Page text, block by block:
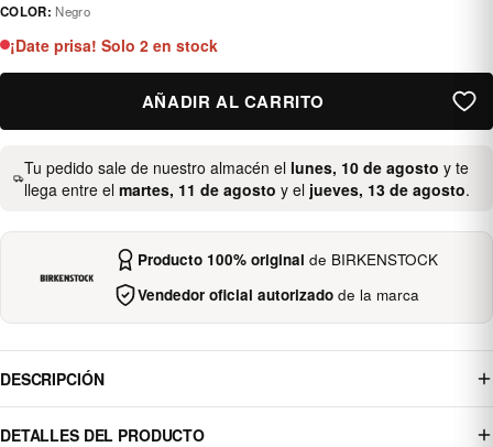
negro
COLOR: Negro
¡Date prisa! Solo 2 en stock
AÑADIR AL CARRITO
Tu pedido sale de nuestro almacén el lunes, 10 de agosto y te
llega entre elmartes, 11 de agosto y el jueves, 13 de agosto.
Producto 100% original de BIRKENSTOCK
Vendedor oficial autorizadode la marca
DESCRIPCIÓN
DETALLES DEL PRODUCTO